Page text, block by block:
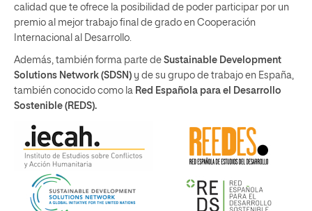
calidad que te ofrece la posibilidad de poder participar por un
premio al mejor trabajo final de grado en Cooperación
Internacional al Desarrollo.
Además, también forma parte de Sustainable Development
Solutions Network (SDSN) y de su grupo de trabajo en España,
también conocido como la Red Española para el Desarrollo
Sostenible (REDS).